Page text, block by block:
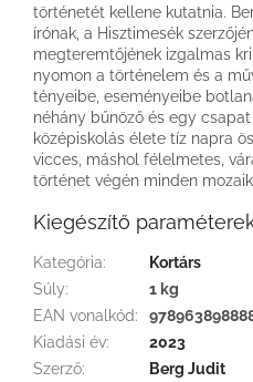
történetét kellene kutatnia.
írónak, a Hisztimesék
megteremtőjének izgalmas
nyomon a történelem és a
tényeibe, eseményeibe
néhány bűnöző és egy
középiskolás élete tíz napra
vicces, máshol félelmetes,
történet végén minden
Kiegészítő
Kategória:
Kortárs
Súly:
1 kg
EAN vonalkód:
Kiadási év:
2023
Szerző:
Berg Judit